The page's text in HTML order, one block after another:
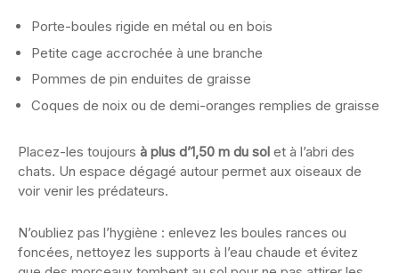
Porte-boules rigide en métal ou en bois
Petite cage accrochée à une branche
Pommes de pin enduites de graisse
Coques de noix ou de demi-oranges remplies de graisse
Placez-les toujours à plus d’1,50 m du sol et à l’abri des
chats. Un espace dégagé autour permet aux oiseaux de
voir venir les prédateurs.
N’oubliez pas l’hygiène : enlevez les boules rances ou
foncées, nettoyez les supports à l’eau chaude et évitez